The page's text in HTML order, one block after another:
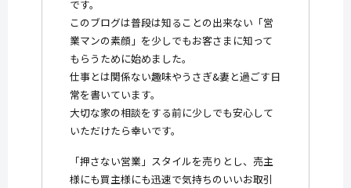
です。
このブログは普段は知ることの出来ない「営
業マンの素顔」を少しでもお客さまに知って
もらうために始めました。
仕事とは関係ない趣味やうさぎ&妻と過ごす日
常を書いています。
大切な家の相談をする前に少しでも安心して
いただけたら幸いです。
「押さない営業」スタイルを売りとし、売主
様にも買主様にも迅速で気持ちのいいお取引